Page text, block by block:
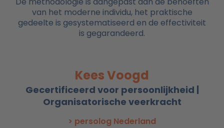
van het moderne individu, het praktische
gedeelte is gesystematiseerd en de effectiviteit
is gegarandeerd.
Kees Voogd
Gecertificeerd voor persoonlijkheid |
Organisatorische veerkracht
> persolog Nederland